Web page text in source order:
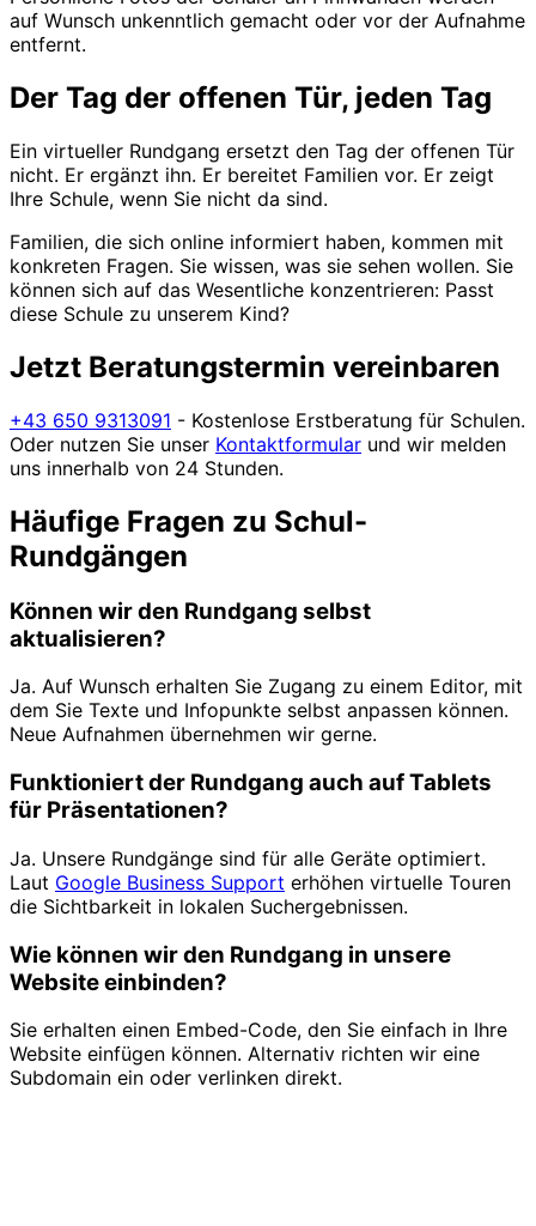
auf Wunsch unkenntlich gemacht oder vor der Aufnahme
entfernt.
Der Tag der offenen Tür, jeden Tag
Ein virtueller Rundgang ersetzt den Tag der offenen Tür
nicht. Er ergänzt ihn. Er bereitet Familien vor. Er zeigt
Ihre Schule, wenn Sie nicht da sind.
Familien, die sich online informiert haben, kommen mit
konkreten Fragen. Sie wissen, was sie sehen wollen. Sie
können sich auf das Wesentliche konzentrieren: Passt
diese Schule zu unserem Kind?
Jetzt Beratungstermin vereinbaren
+43 650 9313091 - Kostenlose Erstberatung für Schulen.
Oder nutzen Sie unser Kontaktformular und wir melden
uns innerhalb von 24 Stunden.
Häufige Fragen zu Schul-
Rundgängen
Können wir den Rundgang selbst
aktualisieren?
Ja. Auf Wunsch erhalten Sie Zugang zu einem Editor, mit
dem Sie Texte und Infopunkte selbst anpassen können.
Neue Aufnahmen übernehmen wir gerne.
Funktioniert der Rundgang auch auf Tablets
für Präsentationen?
Ja. Unsere Rundgänge sind für alle Geräte optimiert.
Laut Google Business Support erhöhen virtuelle Touren
die Sichtbarkeit in lokalen Suchergebnissen.
Wie können wir den Rundgang in unsere
Website einbinden?
Sie erhalten einen Embed-Code, den Sie einfach in Ihre
Website einfügen können. Alternativ richten wir eine
Subdomain ein oder verlinken direkt.